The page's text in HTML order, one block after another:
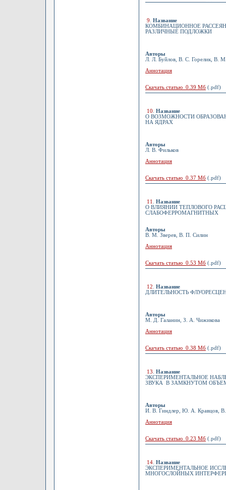
9
Название
КОМБИНАЦИОННОЕ
РАЗЛИЧНЫЕ ПОДЛОЖКИ
Авторы
Л. Л. Буйлов, В. С. Горелик, В.
Аннотация
Скачать статью 0.39 Мб (.pdf)
10
Название
О ВОЗМОЖНОСТИ
НА ЯДРАХ
Авторы
Л. В. Фильков
Аннотация
Скачать статью 0.37 Мб (.pdf)
11
Название
О ВЛИЯНИИ ТЕПЛОВОГО
СЛАБОФЕРРОМАГНИТНЫХ
Авторы
В. М. Зверев, В. П. Силин
Аннотация
Скачать статью 0.53 Мб (.pdf)
12
Название
ДЛИТЕЛЬНОСТЬ
Авторы
М. Д. Галанин, З. А. Чижикова
Аннотация
Скачать статью 0.38 Мб (.pdf)
13
Название
ЭКСПЕРИМЕНТАЛЬНОЕ
ЗВУКА В ЗАМКНУТОМ
Авторы
И. В. Гиндлер, Ю. А. Кравцов,
Аннотация
Скачать статью 0.23 Мб (.pdf)
14 Название
ЭКСПЕРИМЕНТАЛЬНОЕ
МНОГОСЛОЙНЫХ